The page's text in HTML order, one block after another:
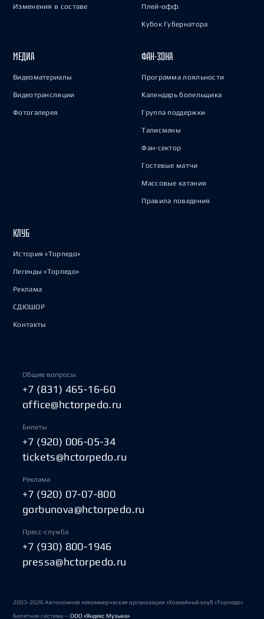
Изменения в составе Плей-офф
Кубок Губернатора
МЕДИА
Видеоматериалы
Видеотрансляции
Фотогалерея
ФАН-ЗОНА
Программа лояльности
Календарь болельщика
Группа поддержки
Талисманы
Фан-сектор
Гостевые матчи
Массовые катания
Правила поведения
КЛУБ
История «Торпедо»
Легенды «Торпедо»
Реклама
СДЮШОР
Контакты
Общие вопросы
+7 (831) 465-16-60
office@hctorpedo.ru
Билеты
+7 (920) 006-05-34
tickets@hctorpedo.ru
Реклама
+7 (920) 07-07-800
gorbunova@hctorpedo.ru
Пресс-служба
+7 (930) 800-1946
pressa@hctorpedo.ru
2003-2026 Автономная некоммерческая организация «Хоккейный клуб «Торпедо»
Билетная система —ООО «Яндекс Музыка»